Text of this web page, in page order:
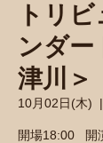
トリ
ンダー
津川＞
10月02日(木)
  |
開場18:00 開